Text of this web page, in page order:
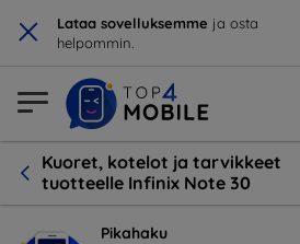
× Lataa sovelluksemme ja osta
helpommin.
Kuoret, kotelot ja tarvikkeet
tuotteelle Infinix Note 30
Pikahaku